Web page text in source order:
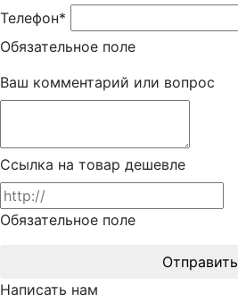
Телефон*
Обязательное поле
Ваш комментарий или вопрос
Ссылка на товар дешевле
Обязательное поле
Отправить
Написать нам